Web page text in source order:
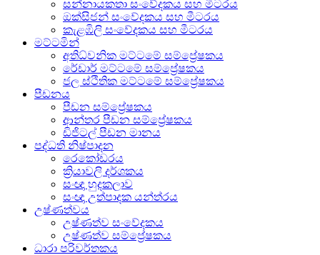
සන්නායකතා සංවේදකය සහ මීටරය
ඔක්සිජන් සංවේදකය සහ මීටරය
කැළඹිලි සංවේදකය සහ මීටරය
මට්ටමින්
අතිධ්වනික මට්ටමේ සම්ප්‍රේෂකය
රේඩාර් මට්ටමේ සම්ප්‍රේෂකය
ජල ස්ථිතික මට්ටමේ සම්ප්‍රේෂකය
පීඩනය
පීඩන සම්ප්‍රේෂකය
ආන්තර පීඩන සම්ප්‍රේෂකය
ඩිජිටල් පීඩන මානය
පද්ධති නිෂ්පාදන
රෙකෝඩරය
ක්‍රියාවලි දර්ශකය
සංඥා හුදකලාව
සංඥා උත්පාදක යන්ත්රය
උෂ්ණත්වය
උෂ්ණත්ව සංවේදකය
උෂ්ණත්ව සම්ප්‍රේෂකය
ධාරා පරිවර්තකය